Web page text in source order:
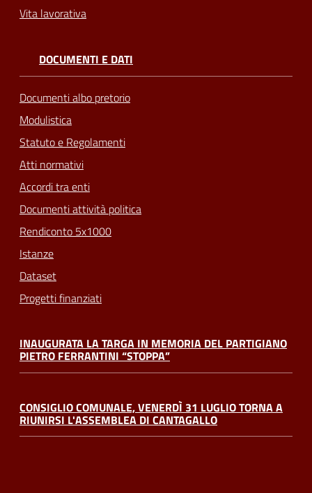
Vita lavorativa
DOCUMENTI E DATI
Documenti albo pretorio
Modulistica
Statuto e Regolamenti
Atti normativi
Accordi tra enti
Documenti attività politica
Rendiconto 5x1000
Istanze
Dataset
Progetti finanziati
INAUGURATA LA TARGA IN MEMORIA DEL PARTIGIANO
PIETRO FERRANTINI “STOPPA”
CONSIGLIO COMUNALE, VENERDÌ 31 LUGLIO TORNA A
RIUNIRSI L'ASSEMBLEA DI CANTAGALLO